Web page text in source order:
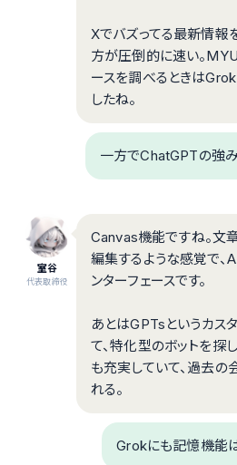
Xでバズってる最新情報
方が圧倒的に速い。
ースを調べるときは
したね。
一方でChatGPTの強
室谷
代表取締役
Canvas機能ですね。文
編集するような感覚で、
ンターフェースです。
あとはGPTsというカス
て、特化型のボットを探
も充実していて、過去の
れる。
Grokにも記憶機能